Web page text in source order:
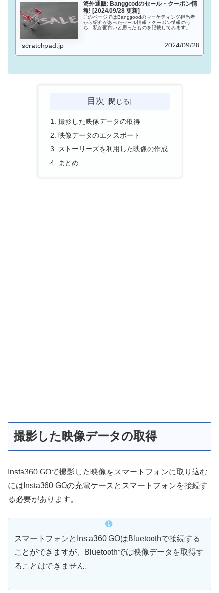
海外通販: Banggoodのセール・クーポン情
報! [2024/09/28 更新]
このページではBanggoodのマーケティング担当者
から紹介があったセール情報・クーポン情報のう
ち、私が面白いと思ったものを記載してみます。 情
scratchpad.jp 2024/09/28
目次
撮影した映像データの取得
映像データのエクスポート
ストーリーズを利用した映像の作成
まとめ
撮影した映像データの取得
Insta360 GOで撮影した映像をスマートフォンに取り込む
にはInsta360 GOの充電ケースとスマートフォンを接続す
る必要があります。
スマートフォンとInsta360 GOはBluetoothで接続する
ことができますが、Bluetoothでは映像データを取得す
ることはできません。